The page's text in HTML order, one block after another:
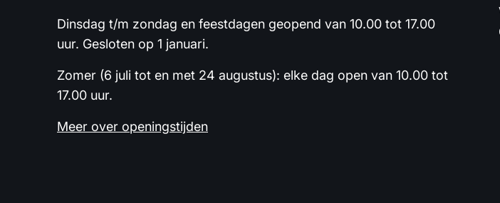
Dinsdag t/m zondag en feestdagen geopend van 10.00 tot 17.00
uur. Gesloten op 1 januari.
Zomer (6 juli tot en met 24 augustus): elke dag open van 10.00 tot
17.00 uur.
Meer over openingstijden